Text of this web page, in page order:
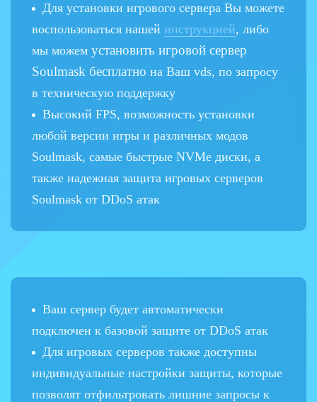
Для установки игрового сервера Вы можете
воспользоваться нашей инструкцией, либо
мы можем установить игровой сервер
Soulmask бесплатно на Ваш vds, по запросу
в техническую поддержку
Высокий FPS, возможность установки
любой версии игры и различных модов
Soulmask, самые быстрые NVMe диски, а
также надежная защита игровых серверов
Soulmask от DDoS атак
Ваш сервер будет автоматически
подключен к базовой защите от DDoS атак
Для игровых серверов также доступны
индивидуальные настройки защиты, которые
позволят отфильтровать лишние запросы к